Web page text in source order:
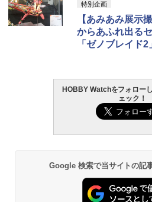
特別企画
【あみあみ展示
からあふれ出る
「ゼノブレイド
HOBBY Watchをフォロー
ェック！
Google 検索で当サイトの記